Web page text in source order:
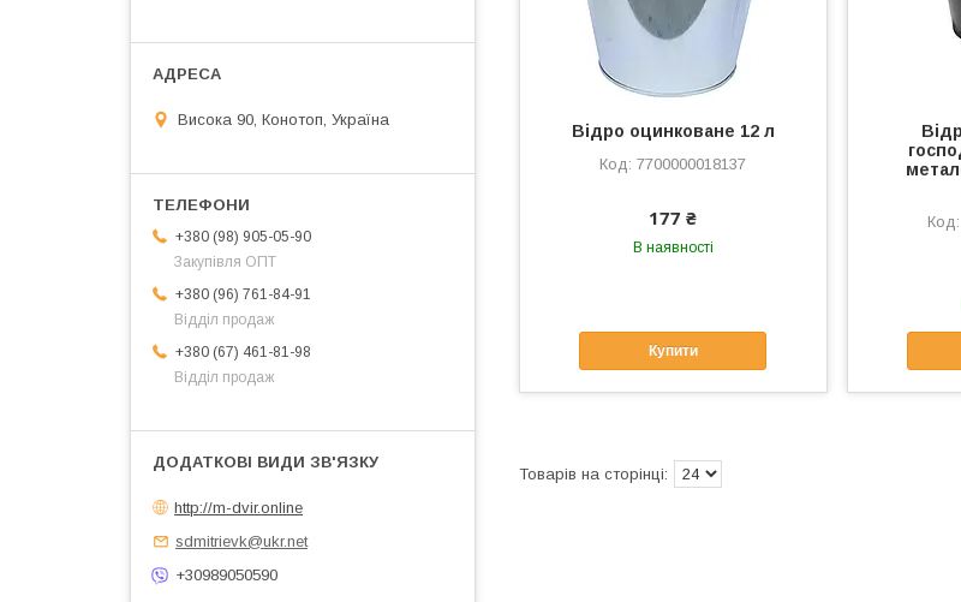
Відро оцинковане 12 л
7700000018137
177 ₴
В наявності
Купити
Висока 90, Конотоп, Україна
+380 (98) 905-05-90
Закупівля ОПТ
+380 (96) 761-84-91
Відділ продаж
+380 (67) 461-81-98
Відділ продаж
http://m-dvir.online
sdmitrievk@ukr.net
+30989050590